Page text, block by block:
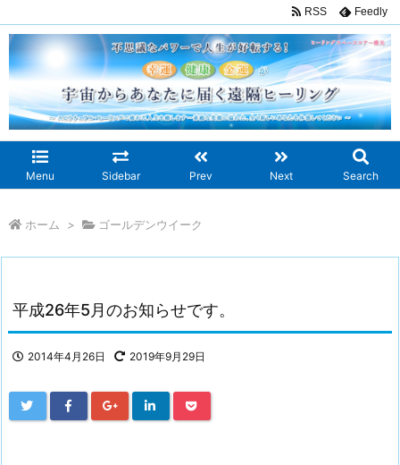
Menu Sidebar Prev Next Search
RSS Feedly
ホーム > ゴールデンウイーク
平成26年5月のお知らせです。
2014年4月26日 2019年9月29日